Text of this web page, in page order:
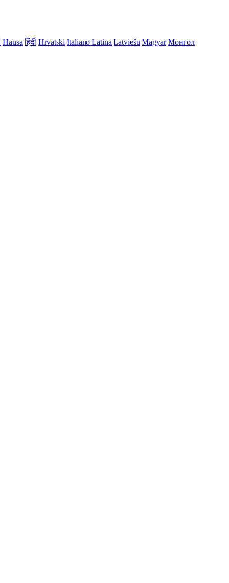
Hausa हिंदी Hrvatski Italiano Latina Latviešu Magyar Монгол